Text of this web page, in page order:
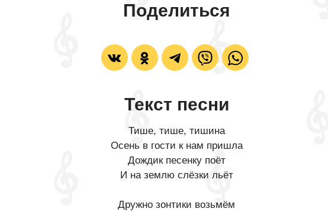
Поделиться
Текст песни
Тише, тише, тишина
Осень в гости к нам пришла
Дождик песенку поёт
И на землю слёзки льёт
Дружно зонтики возьмём